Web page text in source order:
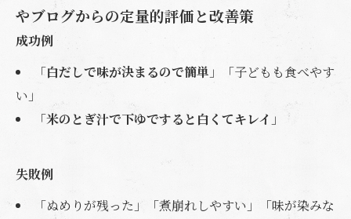
やブログからの定量的評価と改善策
成功例
「白だしで味が決まるので簡単 」「子どもも食べやす
い」
「米のとぎ汁で下ゆですると白くてキレイ 」
失敗例
「ぬめりが残った」「煮崩れしやすい」「味が染みな